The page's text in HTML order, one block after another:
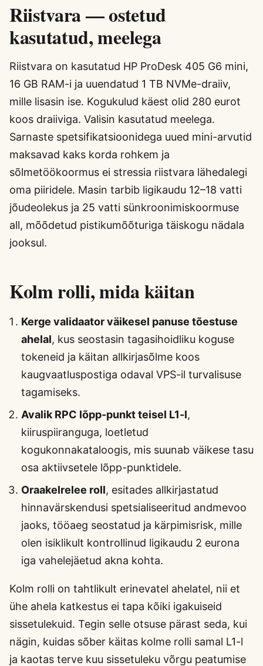
Riistvara — ostetud
kasutatud, meelega
Riistvara on kasutatud HP ProDesk 405 G6 mini,
16 GB RAM-i ja uuendatud 1 TB NVMe-draiiv,
mille lisasin ise. Kogukulud käest olid 280 eurot
koos draiiviga. Valisin kasutatud meelega.
Sarnaste spetsifikatsioonidega uued mini-arvutid
maksavad kaks korda rohkem ja
sõlmetöökoormus ei stressia riistvara lähedalegi
oma piiridele. Masin tarbib ligikaudu 12–18 vatti
jõudeolekus ja 25 vatti sünkroonimiskoormuse
all, mõõdetud pistikumõõturiga täiskogu nädala
jooksul.
Kolm rolli, mida käitan
Kerge validaator väikesel panuse tõestuse
ahelal, kus seostasin tagasihoidliku koguse
tokeneid ja käitan allkirjasõlme koos
kaugvaatluspostiga odaval VPS-il turvalisuse
tagamiseks.
Avalik RPC lõpp-punkt teisel L1-l,
kiiruspiiranguga, loetletud
kogukonnakataloogis, mis suunab väikese tasu
osa aktiivsetele lõpp-punktidele.
Oraakelrelee roll, esitades allkirjastatud
hinnavärskendusi spetsialiseeritud andmevoo
jaoks, tööaeg seostatud ja kärpimisrisk, mille
olen isiklikult kontrollinud ligikaudu 2 eurona
iga vahelejäetud akna kohta.
Kolm rolli on tahtlikult erinevatel ahelatel, nii et
ühe ahela katkestus ei tapa kõiki igakuiseid
sissetulekuid. Tegin selle otsuse pärast seda, kui
nägin, kuidas sõber käitas kolme rolli samal L1-l
ja kaotas terve kuu sissetuleku võrgu peatumise